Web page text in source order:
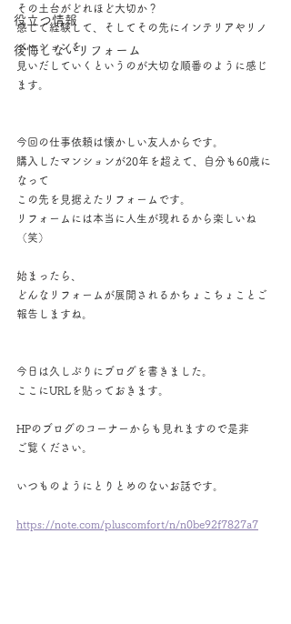
役立つ情報
後悔しないリフォーム
その土台がどれほど大切か？
感じて経験して、そしてその先にインテリアやリノ
ベーションを
見いだしていくというのが大切な順番のように感じ
ます。
今回の仕事依頼は懐かしい友人からです。
購入したマンションが20年を超えて、自分も60歳に
なって
この先を見据えたリフォームです。
リフォームには本当に人生が現れるから楽しいね
（笑）
始まったら、
どんなリフォームが展開されるかちょこちょことご
報告しますね。
今日は久しぶりにブログを書きました。
ここにURLを貼っておきます。
HPのブログのコーナーからも見れますので是非
ご覧ください。
いつものようにとりとめのないお話です。
https://note.com/pluscomfort/n/n0be92f7827a7